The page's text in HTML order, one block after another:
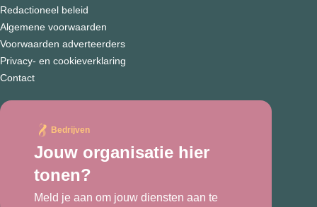
Redactioneel beleid
Algemene voorwaarden
Voorwaarden adverteerders
Privacy- en cookieverklaring
Contact
Bedrijven
Jouw organisatie hier
tonen?
Meld je aan om jouw diensten aan te